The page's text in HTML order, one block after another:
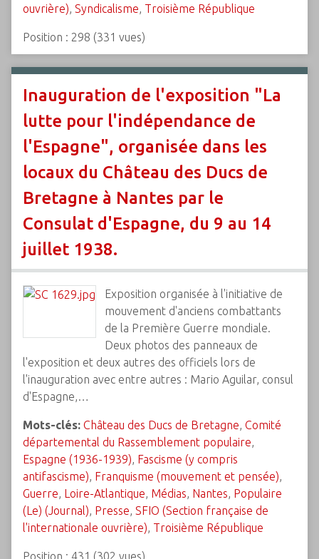
ouvrière), Syndicalisme, Troisième République
Position : 298 (331 vues)
Inauguration de l'exposition "La
lutte pour l'indépendance de
l'Espagne", organisée dans les
locaux du Château des Ducs de
Bretagne à Nantes par le
Consulat d'Espagne, du 9 au 14
juillet 1938.
Exposition organisée à l'initiative de
mouvement d'anciens combattants
de la Première Guerre mondiale.
Deux photos des panneaux de
l'exposition et deux autres des officiels lors de
l'inauguration avec entre autres : Mario Aguilar, consul
d'Espagne,…
Mots-clés: Château des Ducs de Bretagne, Comité
départemental du Rassemblement populaire,
Espagne (1936-1939), Fascisme (y compris
antifascisme), Franquisme (mouvement et pensée),
Guerre, Loire-Atlantique, Médias, Nantes, Populaire
(Le) (Journal), Presse, SFIO (Section française de
l'internationale ouvrière), Troisième République
Position : 431 (302 vues)